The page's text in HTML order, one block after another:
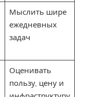
Мыслить шире
ежедневных
задач
Оценивать
пользу, цену и